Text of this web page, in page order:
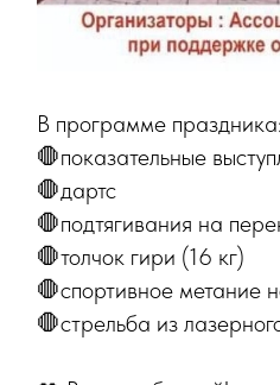
В программе праздника:
🛑показательные
🛑дартс
🛑подтягивания на
🛑толчок гири (16 кг)
🛑спортивное метание
🛑стрельба из